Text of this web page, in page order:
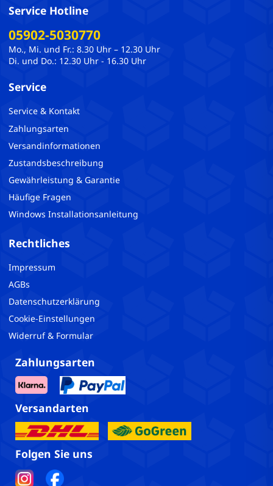
Service Hotline
05902-5030770
Mo., Mi. und Fr.: 8.30 Uhr – 12.30 Uhr
Di. und Do.: 12.30 Uhr - 16.30 Uhr
Service
Service & Kontakt
Zahlungsarten
Versandinformationen
Zustandsbeschreibung
Gewährleistung & Garantie
Häufige Fragen
Windows Installationsanleitung
Rechtliches
Impressum
AGBs
Datenschutzerklärung
Cookie-Einstellungen
Widerruf & Formular
Zahlungsarten
Versandarten
Folgen Sie uns